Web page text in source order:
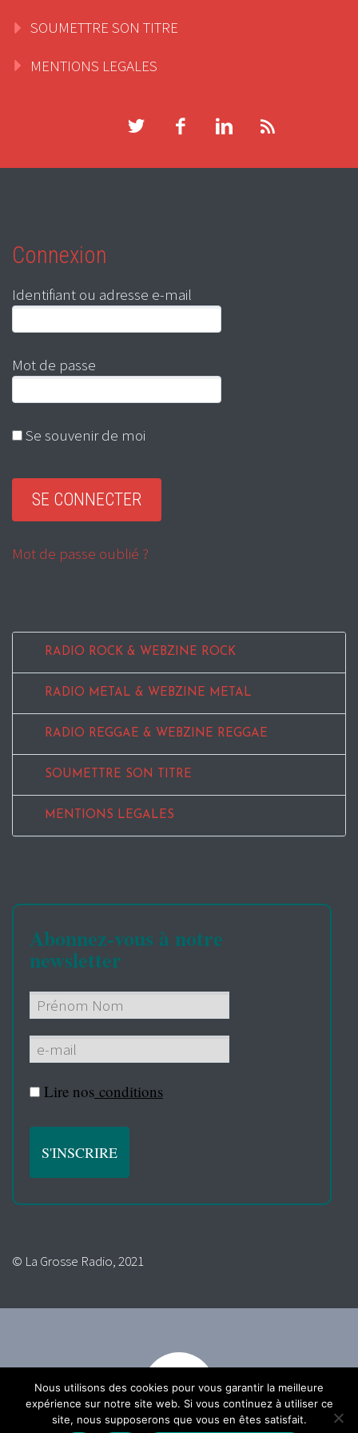
SOUMETTRE SON TITRE
MENTIONS LEGALES
Connexion
Identifiant ou adresse e-mail
Mot de passe
Se souvenir de moi
Mot de passe oublié ?
RADIO ROCK & WEBZINE ROCK
RADIO METAL & WEBZINE METAL
RADIO REGGAE & WEBZINE REGGAE
SOUMETTRE SON TITRE
MENTIONS LEGALES
Abonnez-vous à notre
newsletter
Lire nos conditions
© La Grosse Radio, 2021
Nous utilisons des cookies pour vous garantir la meilleure
expérience sur notre site web. Si vous continuez à utiliser ce
site, nous supposerons que vous en êtes satisfait.